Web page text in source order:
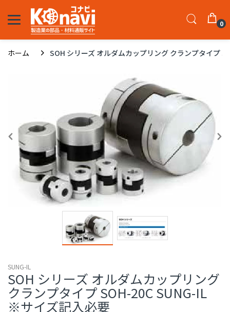
0
ホーム SOH シリーズ オルダムカップリング クランプタイプ
SUNG-IL
SOH シリーズ オルダムカップリング
クランプタイプ SOH-20C SUNG-IL
※サイズ記入必要